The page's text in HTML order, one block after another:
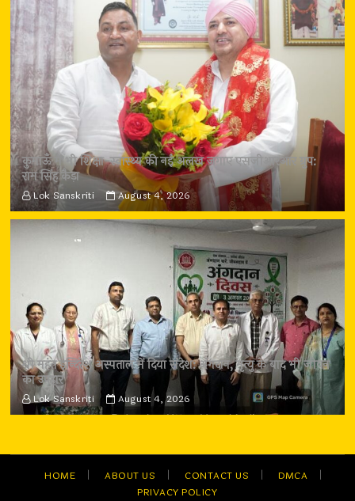
कुमाऊँ में भी शिक्षा-स्वास्थ्य की नई अलख जगाए एसजीआरआर ग्रुप:
राम सिंह कैड़ा
Lok Sanskriti August 4, 2026
श्री महंत इन्दिरेश अस्पताल में दिया संदेश: अंगदान, मृत्यु के बाद भी जीवन
का उपहार
Lok Sanskriti August 4, 2026
HOME ABOUT US CONTACT US
DMCA
PRIVACY POLICY